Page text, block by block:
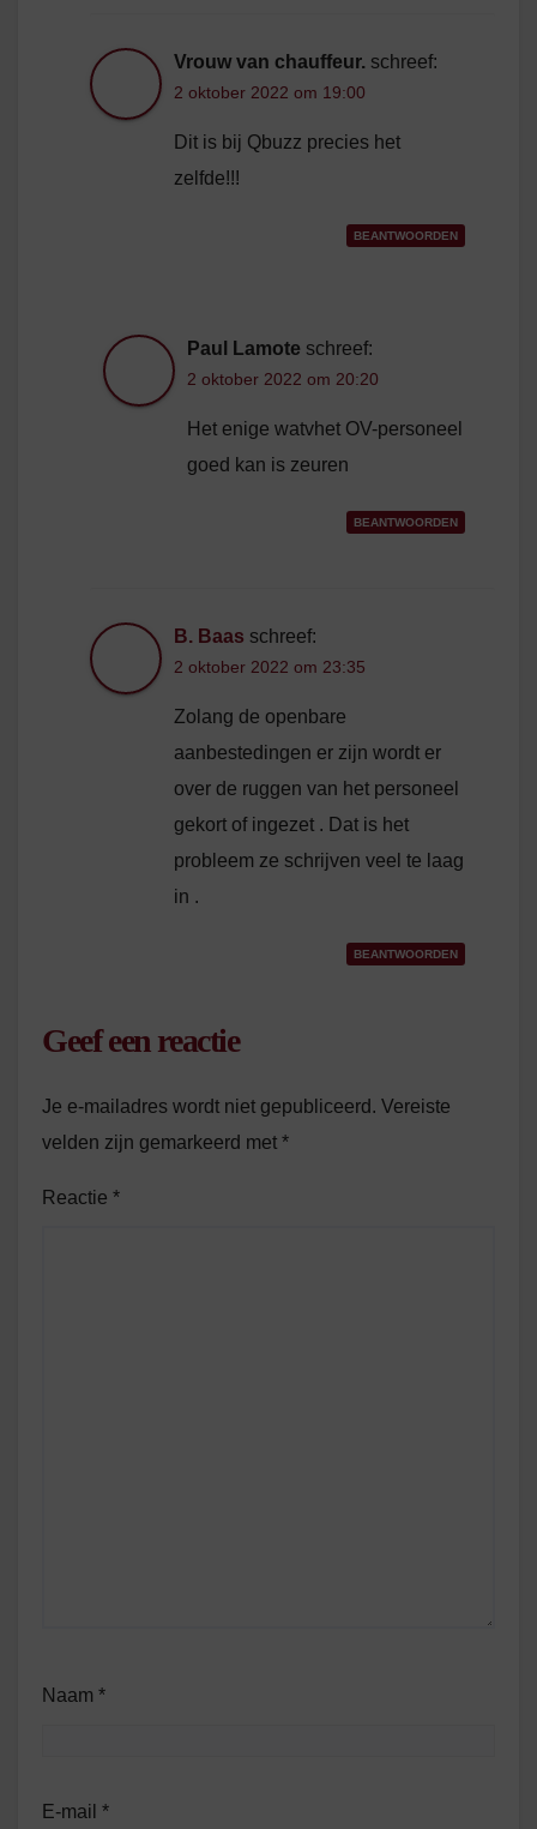
Vrouw van chauffeur. schreef:
2 oktober 2022 om 19:00
Dit is bij Qbuzz precies het
zelfde!!!
BEANTWOORDEN
Paul Lamote schreef:
2 oktober 2022 om 20:20
Het enige watvhet OV-personeel
goed kan is zeuren
BEANTWOORDEN
B. Baas schreef:
2 oktober 2022 om 23:35
Zolang de openbare
aanbestedingen er zijn wordt er
over de ruggen van het personeel
gekort of ingezet . Dat is het
probleem ze schrijven veel te laag
in .
BEANTWOORDEN
Geef een reactie
Je e-mailadres wordt niet gepubliceerd. Vereiste
velden zijn gemarkeerd met *
Reactie *
Naam *
E-mail *